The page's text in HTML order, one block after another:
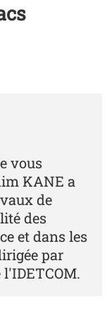
vous
KANE a
de
des
et dans les
par